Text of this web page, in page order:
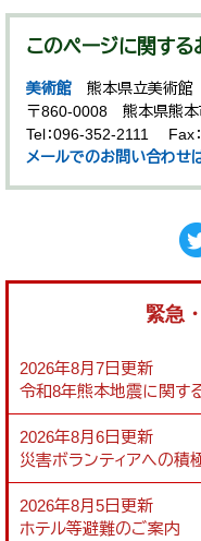
このページに関す
美術館
熊本県立美術館
〒860-0008
熊本県熊
Tel：096-352-2111
Fax
メールでのお問い合わせ
緊急
2026年8月7日更新
令和8年熊本地震に関す
2026年8月6日更新
災害ボランティアへの積
2026年8月5日更新
ホテル等避難のご案内